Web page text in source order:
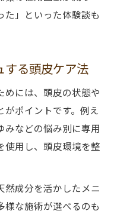
た」といった体験談も
する頭皮ケア法
めには、頭皮の状態や
ポイントです。例え
みなどの悩み別に専用
使用し、頭皮環境を整
然成分を活かしたメニ
様な施術が選べるのも